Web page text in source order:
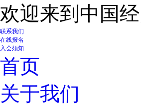
欢迎来到中国
联系我们
在线报名
入会须知
首页
关于我们